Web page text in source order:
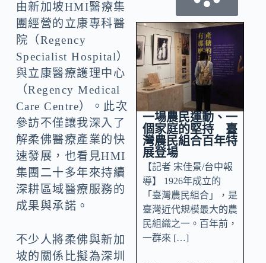
由新加坡HMI醫療集
團經營的立康專科醫
院（Regency
Specialist Hospital）
與立康醫療護理中心
（Regency Medical
Care Centre）。此次
參訪不僅讓我深入了
解柔佛醫療產業的快
速發展，也看見HMI
集團二十多年來持續
深耕區域醫療服務的
成果與承諾。
不少人將柔佛與新加
坡的關係比擬為深圳
一場農民運動、一
個家庭的堅持 臺
灣農民組合百年特
展登場
【記者 宋佳景/台中報
導】 1926年成立的
「臺灣農民組合」，是
臺灣近代規模最大的農
民組織之一。百年前，
一群來 […]